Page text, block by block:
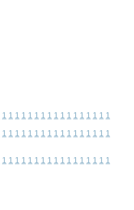
1 1 1 1 1 1 1 1 1 1 1 1 1 1 1 1 1
1 1 1 1 1 1 1 1 1 1 1 1 1 1 1 1 1
1 1 1 1 1 1 1 1 1 1 1 1 1 1 1 1 1